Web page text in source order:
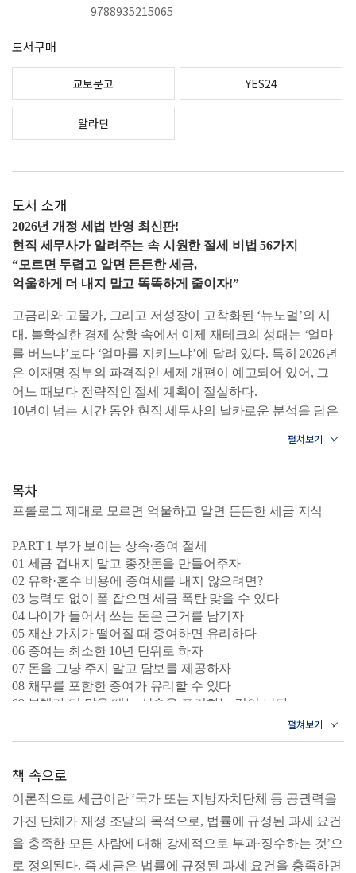
9788935215065
도서구매
교보문고 YES24
알라딘
도서 소개
2026년 개정 세법 반영 최신판!
현직 세무사가 알려주는 속 시원한 절세 비법 56가지
“모르면 두렵고 알면 든든한 세금,
억울하게 더 내지 말고 똑똑하게 줄이자!”
고금리와 고물가, 그리고 저성장이 고착화된 ‘뉴노멀’의 시
대. 불확실한 경제 상황 속에서 이제 재테크의 성패는 ‘얼마
를 버느냐’보다 ‘얼마를 지키느냐’에 달려 있다. 특히 2026년
은 이재명 정부의 파격적인 세제 개편이 예고되어 있어, 그
어느 때보다 전략적인 절세 계획이 절실하다.
10년이 넘는 시간 동안 현직 세무사의 날카로운 분석을 담은
영해 독자들을 다시 찾아왔다. 이 책은 복잡한 법전 속에 숨
자들이 억울하게 세금을 더 내지 않고 똑똑하게 자산을 운용
할 수 있는 길잡이로서의 역할을 톡톡히 해내며 많은 사람의
는 파격적인 혜택들을 집중적으로 다루고 있다. 우선 저출산
과 양육 부담 완화를 위해 대폭 확대된 자녀세액공제부터 등
달라진 가족 관련 세제 혜택을 설명한다. 법인세율이 상향 조
정되며, 거짓세금계산서 발급 및 수취에 대한 가산세율의 상
향에 대해서도 다루었다. 자본시장 활성화를 위한 정책 변화
도 주목할 만하다. 투자자들의 뜨거운 감자였던 금융투자소
득세(금투세)가 전면 폐지되었고, 가상자산 과세는 2년 유예
되어 2027년부터 시행된다.
급변하는 정책과 규제 속에서도 흔들리지 않는 부를 쌓고 싶
목차
프롤로그 제대로 모르면 억울하고 알면 든든한 세금 지식
PART 1 부가 보이는 상속·증여 절세
01 세금 겁내지 말고 종잣돈을 만들어주자
02 유학·혼수 비용에 증여세를 내지 않으려면?
03 능력도 없이 폼 잡으면 세금 폭탄 맞을 수 있다
04 나이가 들어서 쓰는 돈은 근거를 남기자
05 재산 가치가 떨어질 때 증여하면 유리하다
06 증여는 최소한 10년 단위로 하자
07 돈을 그냥 주지 말고 담보를 제공하자
08 채무를 포함한 증여가 유리할 수 있다
09 부채가 더 많을 때는 상속을 포기하는 것이 낫다
11 가족 간에도 계산은 정확히 하자
13 세금이 안 나와도 신고를 하는 것이 유리할 수 있다
PART 2 부가 보이는 양도 절세
14 부동산을 사고팔 때는 6월 1일이 중요하다
15 나누어서 팔고, 손실이 나는 것과 함께 팔자
16 양도세를 줄이는 경비는 따로 있다
책 속으로
이론적으로 세금이란 ‘국가 또는 지방자치단체 등 공권력을
가진 단체가 재정 조달의 목적으로, 법률에 규정된 과세 요건
을 충족한 모든 사람에 대해 강제적으로 부과·징수하는 것’으
로 정의된다. 즉 세금은 법률에 규정된 과세 요건을 충족하면